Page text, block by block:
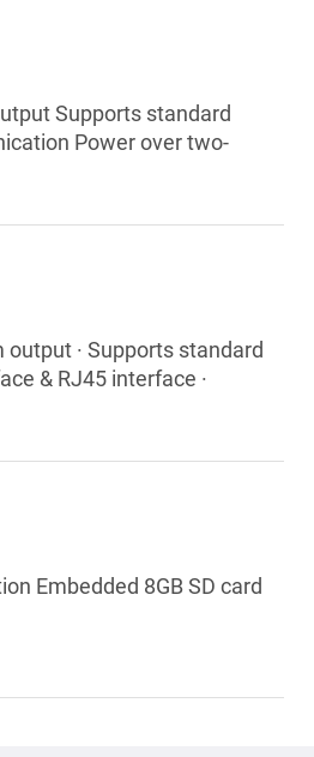
Supports standard
Power over two-
2.5D screen glass
output · Supports standard
& RJ45 interface ·
daisy chain topology ·
Embedded 8GB SD card